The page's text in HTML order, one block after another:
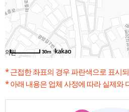
30m
* 근접한 좌표의 경우 파란색으로 표시
* 아래 내용은 업체 사정에 따라 실제와